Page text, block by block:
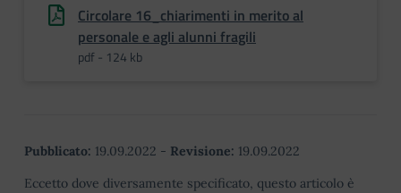
Circolare 16_chiarimenti in merito al
personale e agli alunni fragili
pdf - 124 kb
Pubblicato: 19.09.2022 - Revisione: 19.09.2022
Eccetto dove diversamente specificato, questo articolo è